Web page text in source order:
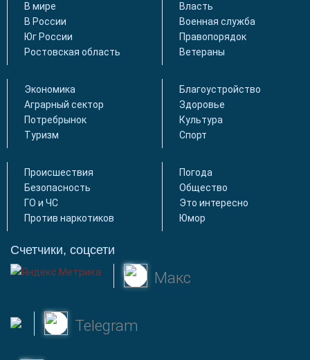
В мире
В России
Юг России
Ростовская область
Власть
Военная служба
Правопорядок
Ветераны
Экономика
Аграрный сектор
Потребрынок
Туризм
Благоустройство
Здоровье
Культура
Спорт
Происшествия
Безопасность
ГО и ЧС
Против наркотиков
Погода
Общество
Это интересно
Юмор
Счетчики, соцсети
Макс
Telegram